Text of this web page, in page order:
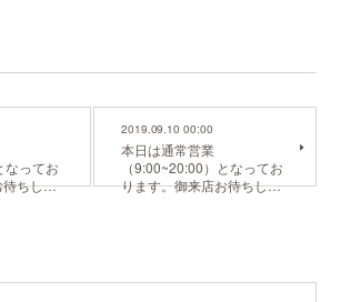
なってお
待ちし…
2019.09.10 00:00
本日は通常営業
（9:00~20:00）となってお
ります。御来店お待ちし…